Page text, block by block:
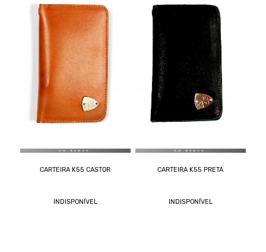
CARTEIRA K55 CASTOR
INDISPONÍVEL
CARTEIRA K55 PRETA
INDISPONÍVEL